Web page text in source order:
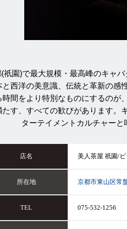
祇園)で最大規模・最高峰のキャ
と西洋の美意識、伝統と革新の感
時間をより特別なものにするのが
たす、すべての歓びがあります。
ターテイメントカルチャー
店名 美人茶屋 祇園/
所在地 京都市東山区常
TEL 075-532-1256